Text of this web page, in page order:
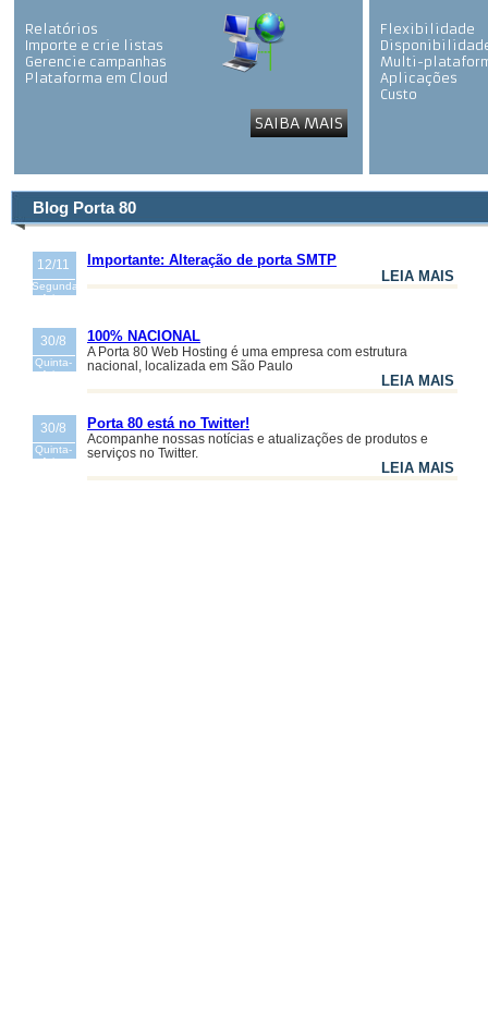
Relatórios
Importe e crie listas
Gerencie campanhas
Plataforma em Cloud
SAIBA MAIS
Flexibilidade
Multi-
Aplicações
Custo
Blog Porta 80
12/11
Segunda-
feira
Importante: Alteração de porta SMTP
LEIA MAIS
30/8
Quinta-
feira
100% NACIONAL
A Porta 80 Web Hosting é uma empresa com estrutura
nacional, localizada em São Paulo
LEIA MAIS
30/8
Quinta-
feira
Porta 80 está no Twitter!
Acompanhe nossas notícias e atualizações de produtos e
serviços no Twitter.
LEIA MAIS